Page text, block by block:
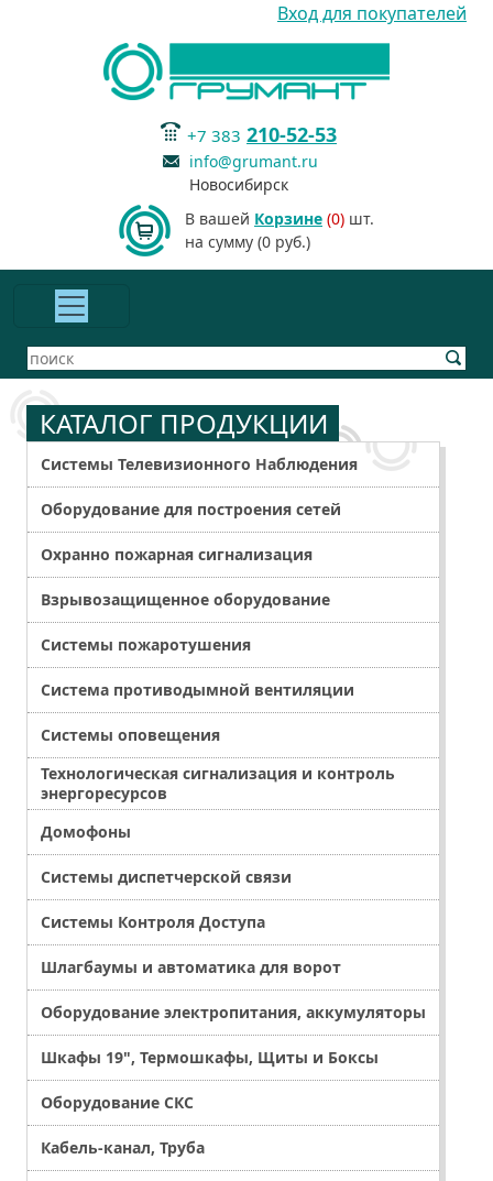
Вход для покупателей
+7 383 210-52-53
info@grumant.ru
Новосибирск
В вашей Корзине (0) шт.
на сумму (0 руб.)
КАТАЛОГ ПРОДУКЦИИ
Системы Телевизионного Наблюдения
Оборудование для построения сетей
Охранно пожарная сигнализация
Взрывозащищенное оборудование
Системы пожаротушения
Система противодымной вентиляции
Системы оповещения
Технологическая сигнализация и контроль
энергоресурсов
Домофоны
Системы диспетчерской связи
Системы Контроля Доступа
Шлагбаумы и автоматика для ворот
Оборудование электропитания, аккумуляторы
Шкафы 19", Термошкафы, Щиты и Боксы
Оборудование СКС
Кабель-канал, Труба